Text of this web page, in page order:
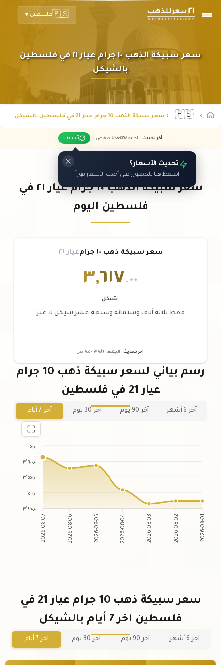
🇵🇸فلسطين ▼
سعر سبيكة الذهب ١٠ جرام عيار ٢١ في فلسطين
بالشيكل
🇵🇸 سعر سبيكة الذهب 10 جرام عيار 21 في فلسطين بالشيكل
آخر تحديث : الجمعة ٠٧ /٠٨/٢٠٢٦ - ٠٨:٠٥ ص تحديث
تحديث الأسعار؟
اضغط هنا للحصول على أحدث الأسعار فوراً
سعر سبيكة الذهب ١٠ جرام عيار ٢١ في
فلسطين اليوم
سعر سبيكة ذهب ١٠ جرام عيار ٢١
٣,٦١٧ .٠٠
شيكل
فقط ثلاثة آلاف وستمائة وسبعة عشر شيكل لا غير
آخر تحديث : الجمعة ٠٧ /٠٨/٢٠٢٦ - ٠٨:٠٥ ص
رسم بياني لسعر سبيكة ذهب 10 جرام
عيار 21 في فلسطين
آخر 6 أشهر آخر 90 يوم آخر 30 يوم آخر 7 أيام
٣٬٦٥٠٫٠٠
٣٬٦٠٠٫٠٠
٣٬٥٥٠٫٠٠
٣٬٥٠٠٫٠٠
٣٬٤٥٠٫٠٠
2026-08-07 2026-08-06 2026-08-05 2026-08-04 2026-08-03 2026-08-02 2026-08-01
سعر سبيكة ذهب 10 جرام عيار 21 في
فلسطين اخر 7 أيام بالشيكل
آخر 6 أشهر آخر 90 يوم آخر 30 يوم آخر 7 أيام